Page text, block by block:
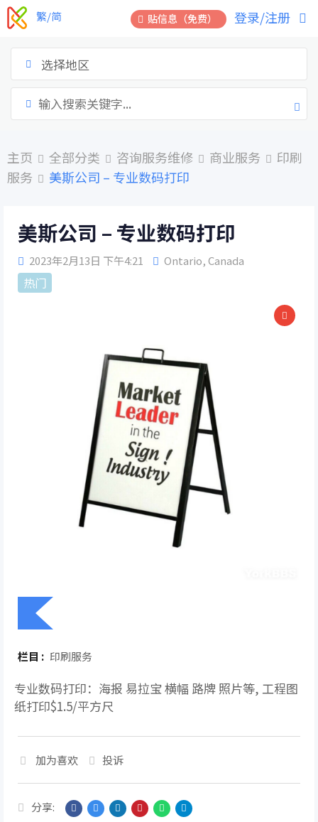
跳
到
贴信息（免费） 登录/注册
繁/简
选择地区
主页 全部分类 咨询服务维修 商业服务
印刷
服务
美斯公司 – 专业数码打印
美斯公司 – 专业数码打印
2023年2月13日 下午4:21 Ontario,Canada
热门
栏目 : 印刷服务
专业数码打印：海报 易拉宝 横幅 路牌 照片等, 工程图
纸打印$1.5/平方尺
加为喜欢 投诉
分享: